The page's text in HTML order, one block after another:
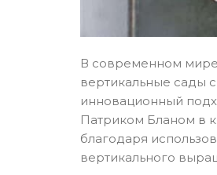
В современном
вертикальные сады
инновационный
Патриком Бланом в
благодаря
вертикального